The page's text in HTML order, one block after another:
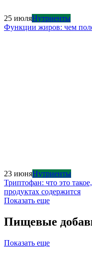
25 июляНутриенты
Функции жиров: чем
23 июняНутриенты
Триптофан: что это
продуктах содержится
Показать еще
Пищевые
Показать еще